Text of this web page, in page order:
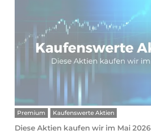
Premium Kaufenswerte Aktien
Diese Aktien kaufen wir im Mai 2026